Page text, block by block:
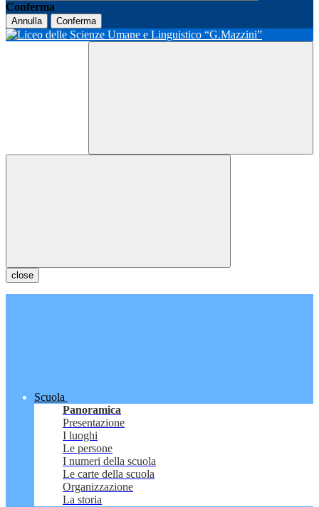
Conferma
Annulla Conferma
close
Scuola
Panoramica
Presentazione
I luoghi
Le persone
I numeri della scuola
Le carte della scuola
Organizzazione
La storia